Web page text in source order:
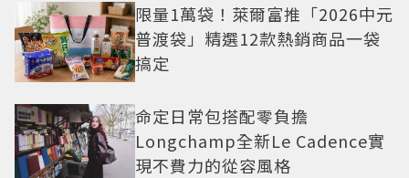
限量1萬袋！萊爾富推「2026中元
普渡袋」精選12款熱銷商品一袋
搞定
命定日常包搭配零負擔
Longchamp全新Le Cadence實
現不費力的從容風格